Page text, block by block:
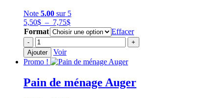
Note 5.00 sur 5
5,50$ – 7,75$Plage
de
prix :
5,50$
7,75$
Format Effacer
-
quantité
de
Mélange
à
+
Ajouter
Voir
Promo !
Pain de ménage Auger